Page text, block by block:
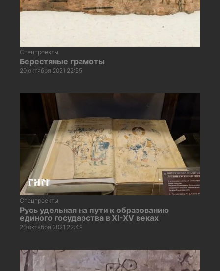
Спецпроекты
Берестяные грамоты
20 октября 2021 22:55
Спецпроекты
Русь удельная на пути к образованию
единого государства в XI-XV веках
20 октября 2021 22:49